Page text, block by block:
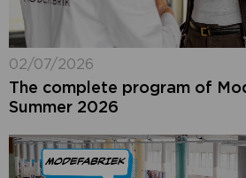
02/07/2026
The complete program of
Summer 2026